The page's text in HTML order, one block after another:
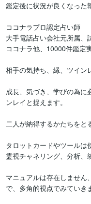
鑑定後に状況が良くなった
ココナラプロ認定占い師
大手電話占い会社元所属、
ココナラ他、10000件鑑定
相手の気持ち、縁、ツイン
成長、気づき、学びの為に
ンレイと捉えます。
二人が納得するかたちをと
タロットカードやツールは
霊視チャネリング、分析、
マニュアルは存在しません
で、多角的視点でみていき